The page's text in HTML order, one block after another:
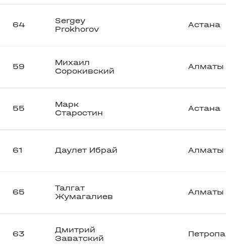
64
Sergey
Prokhorov
Астана
59
Михаил
Сорокивский
Алматы
55
Марк
Старостин
Астана
61 Даулет Ибрай Алматы
65
Талгат
Жумагалиев
Алматы
63
Дмитрий
Заватский